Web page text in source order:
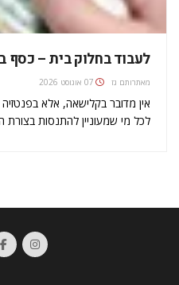
לעבוד בחלוק בית – כסף
מאתרותם גז 07 אוגוסט 2026
אין מדובר בקלישאה, אלא
לכל מי שמעוניין להתנסות